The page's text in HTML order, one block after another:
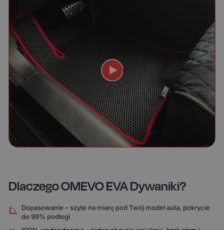
Dlaczego OMEVO EVA Dywaniki?
Dopasowanie – szyte na miarę pod Twój model auta, pokrycie
do 99% podłogi